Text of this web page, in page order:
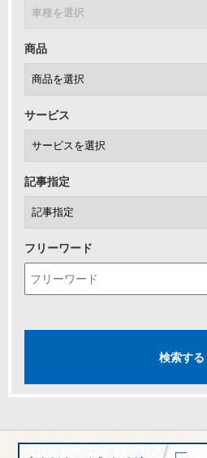
商品
サービス
記事指定
フリーワード